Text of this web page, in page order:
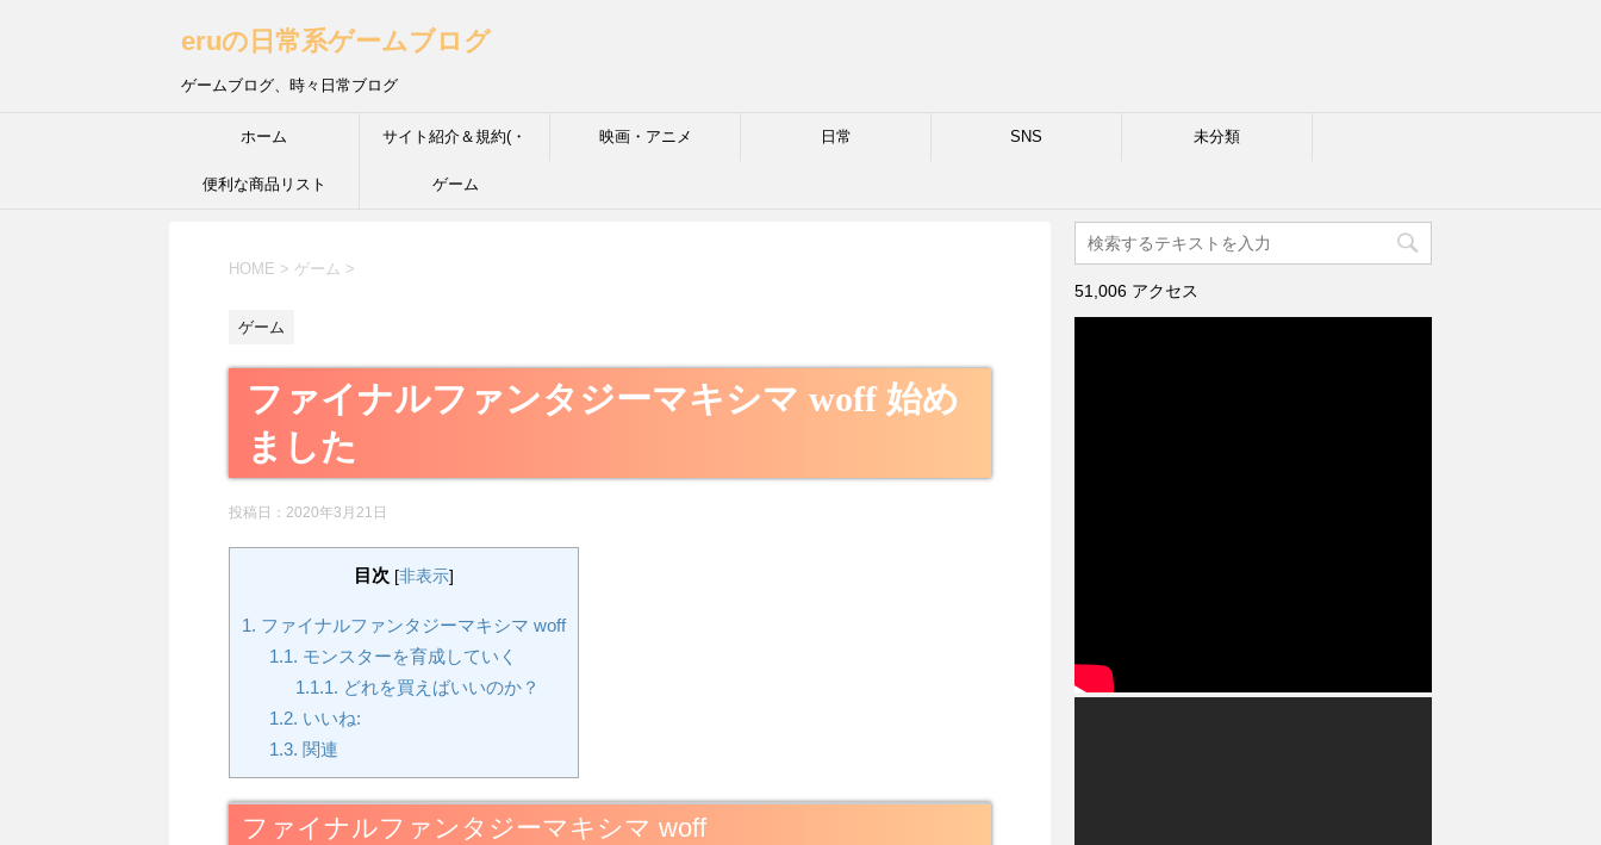
eruの日常系ゲームブログ
ゲームブログ、時々日常ブログ
ホーム サイト紹介＆規約(・
´з`・) ＩＮＦＰ的な性格
映画・アニメ 日常 SNS 未分類
便利な商品リスト ゲーム
HOME > ゲーム >
ゲーム
ファイナルファンタジーマキシマ woff 始め
ました
投稿日： 2020年3月21日
目次 [非表示]
1. ファイナルファンタジーマキシマ woff
1.1. モンスターを育成していく
1.1.1. どれを買えばいいのか？
1.2. いいね:
1.3. 関連
ファイナルファンタジーマキシマ woff
51,006 アクセス